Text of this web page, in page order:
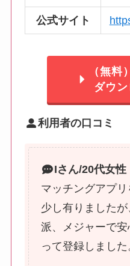
公式サイト
（無料
ダウ
利用者の口コミ
Iさん/20代女性
マッチングアプ
少し有りました
派、メジャーで
って登録しました